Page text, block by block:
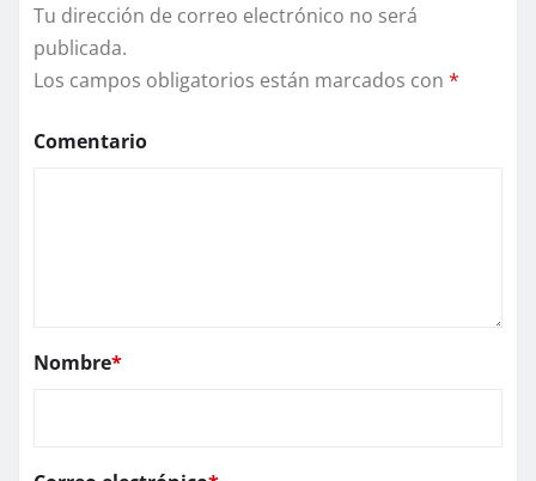
Tu dirección de correo electrónico no será
publicada.
Los campos obligatorios están marcados con *
Comentario
Nombre*